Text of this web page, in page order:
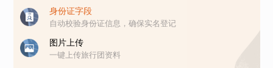
身份证字段
自动校验身份证信息，确保实名登记
图片上传
一键上传旅行团资料